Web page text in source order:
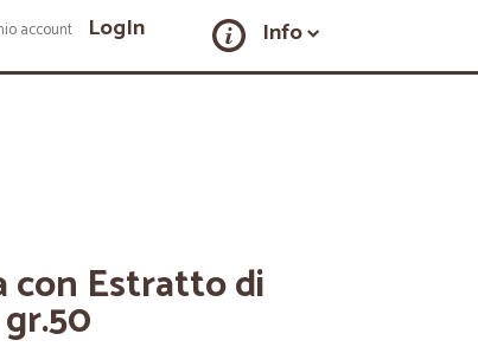
LogIn Info
con Estratto di